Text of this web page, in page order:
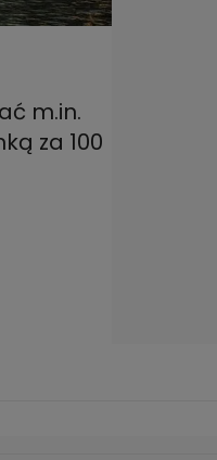
m.in.
za 100